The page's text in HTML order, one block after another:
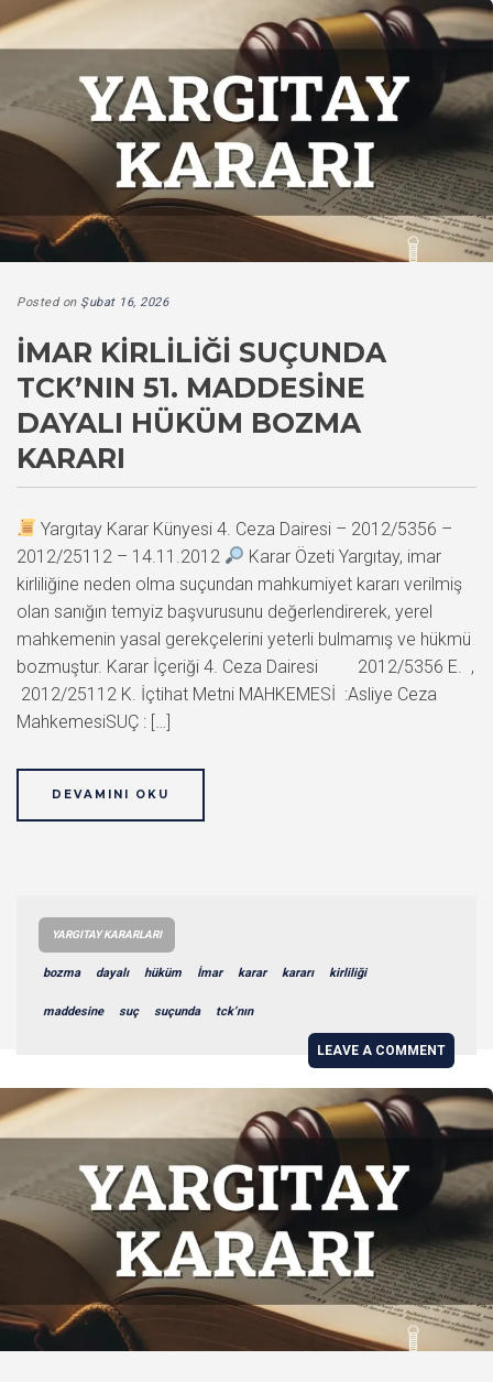
Posted on Şubat 16, 2026
İMAR KIRLILIĞI SUÇUNDA
TCK’NIN 51. MADDESINE
DAYALI HÜKÜM BOZMA
KARARI
Yargıtay Karar Künyesi 4. Ceza Dairesi – 2012/5356 –
2012/25112 – 14.11.2012
Karar Özeti Yargıtay, imar
kirliliğine neden olma suçundan mahkumiyet kararı verilmiş
olan sanığın temyiz başvurusunu değerlendirerek, yerel
mahkemenin yasal gerekçelerini yeterli bulmamış ve hükmü
bozmuştur. Karar İçeriği 4. Ceza Dairesi 2012/5356 E. ,
2012/25112 K. İçtihat Metni MAHKEMESİ :Asliye Ceza
MahkemesiSUÇ : […]
DEVAMINI OKU
YARGITAY KARARLARI
bozma dayalı hüküm İmar karar kararı kirliliği
maddesine suç suçunda tck’nın
LEAVE A COMMENT